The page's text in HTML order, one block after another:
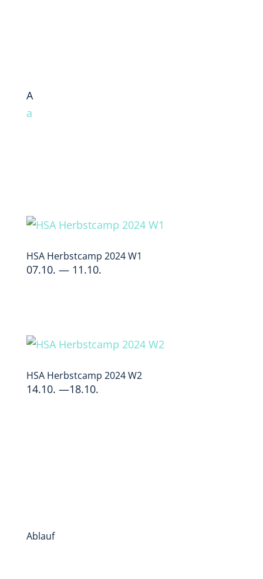
A
a
HSA Herbstcamp 2024 W1
07.10. — 11.10.
HSA Herbstcamp 2024 W2
14.10. —18.10.
Ablauf